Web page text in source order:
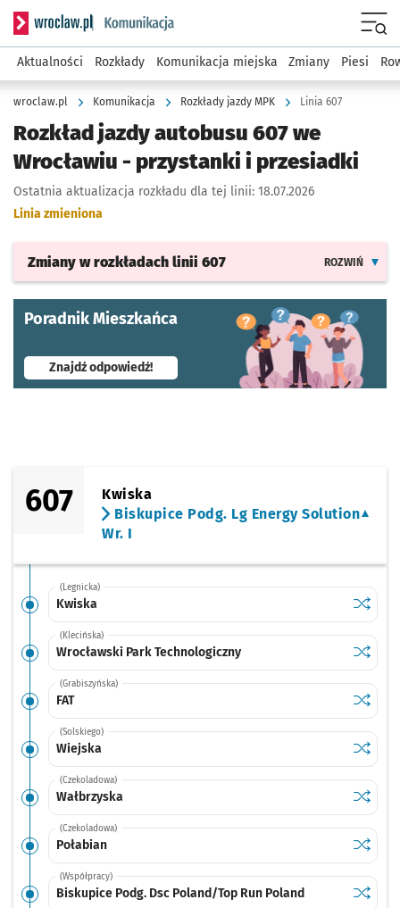
Serwis informacyjny wroclaw.pl podserwis: Komunikacja
Aktualności Rozkłady Komunikacja miejska Zmiany Piesi
wroclaw.pl Komunikacja Rozkłady jazdy MPK Linia 607
Rozkład jazdy autobusu 607 we
Wrocławiu - przystanki i przesiadki
Ostatnia aktualizacja rozkładu dla tej linii: 18.07.2026
Linia zmieniona
Zmiany w rozkładach linii 607 ROZWIŃ
Poradnik Mieszkańca
Znajdź odpowiedź!- otworzy się w nowej karcie
607
Kwiska
Wr. I
(Legnicka)
Kwiska
(Klecińska)
Wrocławski Park Technologiczny
(Grabiszyńska)
FAT
(Solskiego)
Wiejska
(Czekoladowa)
Wałbrzyska
(Czekoladowa)
Połabian
(Współpracy)
Biskupice Podg. Dsc Poland/Top Run Poland